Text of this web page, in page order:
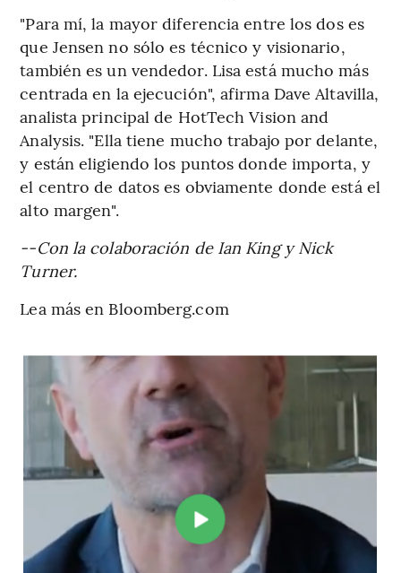
"Para mí, la mayor diferencia entre los dos es
que Jensen no sólo es técnico y visionario,
también es un vendedor. Lisa está mucho más
centrada en la ejecución", afirma Dave Altavilla,
analista principal de HotTech Vision and
Analysis. "Ella tiene mucho trabajo por delante,
y están eligiendo los puntos donde importa, y
el centro de datos es obviamente donde está el
alto margen".
--Con la colaboración de Ian King y Nick
Turner.
Lea más en Bloomberg.com